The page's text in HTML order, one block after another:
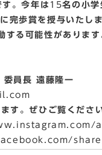
。今年は 15名の小学
完歩賞を授与いたし
する可能性があります
委員長 遠藤隆一
す。ぜひご覧ください